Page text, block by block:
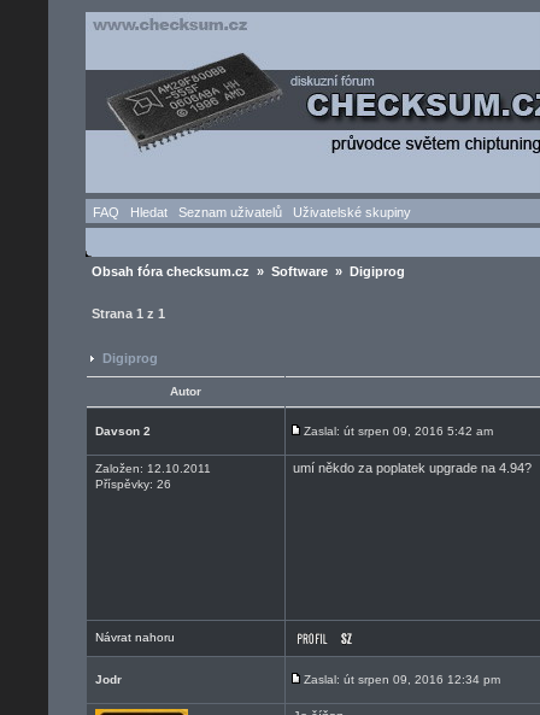
FAQ Hledat Seznam uživatelů Uživatelské skupiny
Obsah fóra checksum.cz » Software » Digiprog
Strana 1 z 1
Digiprog
Autor
Davson 2 Zaslal: út srpen 09, 2016 5:42 am
Založen: 12.10.2011
Příspěvky: 26
umí někdo za poplatek upgrade na 4.94?
Návrat nahoru
Jodr Zaslal: út srpen 09, 2016 12:34 pm